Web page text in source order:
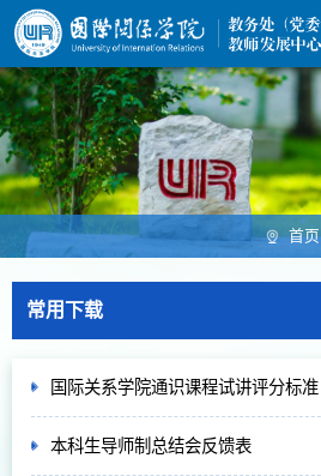
首页
常用下载
国际关系学院通识课程试讲评分标准
本科生导师制总结会反馈表